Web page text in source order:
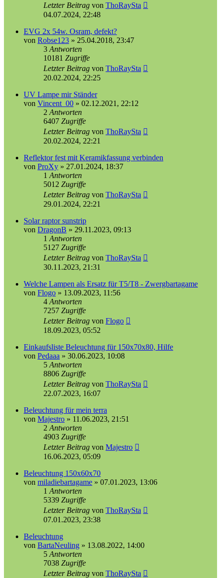
Letzter Beitrag von ThoRaySta
04.07.2024, 22:48
EVG 2x 54w. Osram, defekt?
von Robse123 » 25.04.2018, 23:47
3 Antworten
10181 Zugriffe
Letzter Beitrag von ThoRaySta
20.02.2024, 22:25
UV Lampe mir Ständer
von Vincent_00 » 02.12.2021, 22:12
2 Antworten
6407 Zugriffe
Letzter Beitrag von ThoRaySta
20.02.2024, 22:21
Reflektor fest mit Keramikfassung verbinden
von ProXy » 27.01.2024, 18:37
1 Antworten
5012 Zugriffe
Letzter Beitrag von ThoRaySta
29.01.2024, 22:21
Solar raptor sunstrip
von DragonB » 29.11.2023, 09:13
1 Antworten
5127 Zugriffe
Letzter Beitrag von ThoRaySta
30.11.2023, 21:31
Welche Lampen als Ersatz für T5/T8 - Zwergbartagame
von Flogo » 13.09.2023, 11:56
4 Antworten
7257 Zugriffe
Letzter Beitrag von Flogo
18.09.2023, 05:52
Einkaufsliste Beleuchtung für 150x70x80, Hilfe
von Pedaaa » 30.06.2023, 10:08
5 Antworten
8806 Zugriffe
Letzter Beitrag von ThoRaySta
22.07.2023, 16:07
Beleuchtung für mein terra
von Majestro » 11.06.2023, 21:51
2 Antworten
4903 Zugriffe
Letzter Beitrag von Majestro
16.06.2023, 05:09
Beleuchtung 150x60x70
von miladiebartagame » 07.01.2023, 13:06
1 Antworten
5339 Zugriffe
Letzter Beitrag von ThoRaySta
07.01.2023, 23:38
Beleuchtung
von BartaNeuling » 13.08.2022, 14:00
5 Antworten
7038 Zugriffe
Letzter Beitrag von ThoRaySta